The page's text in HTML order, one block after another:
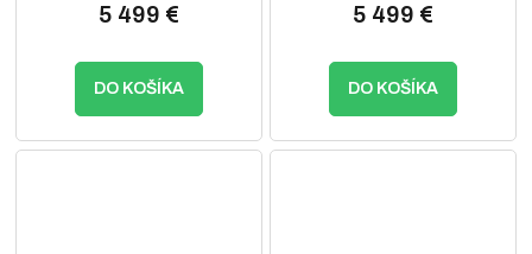
5 499 €
DO KOŠÍKA
5 499 €
DO KOŠÍKA